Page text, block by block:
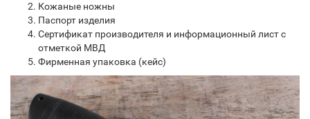
Кожаные ножны
Паспорт изделия
Сертификат производителя и информационный лист с
отметкой МВД
Фирменная упаковка (кейс)